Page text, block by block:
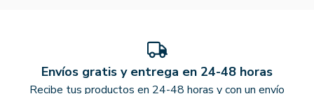
Envíos gratis y entrega en 24-48 horas
Recibe tus productos en 24-48 horas y con un envío